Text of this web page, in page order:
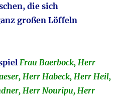
die sich
großen Löffeln
Frau Baerbock, Herr
Herr Habeck, Herr Heil,
Herr Nouripu, Herr